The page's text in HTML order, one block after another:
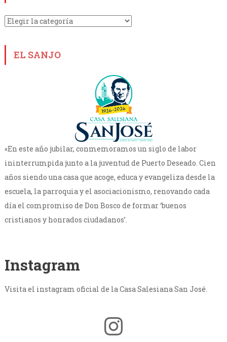
Categorías
EL SANJO
«En este año jubilar, conmemoramos un siglo de labor
ininterrumpida junto a la juventud de Puerto Deseado. Cien
años siendo una casa que acoge, educa y evangeliza desde la
escuela, la parroquia y el asociacionismo, renovando cada
día el compromiso de Don Bosco de formar ‘buenos
cristianos y honrados ciudadanos’.
Instagram
Visita el instagram oficial de la Casa Salesiana San José.
Instagram